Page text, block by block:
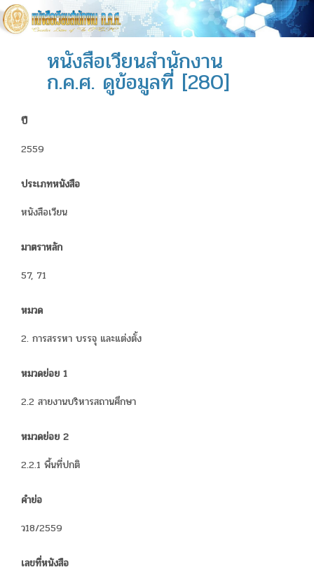
หนังสือเวียนสำนักงาน
ก.ค.ศ. ดูข้อมูลที่ [280]
ปี
2559
ประเภทหนังสือ
หนังสือเวียน
มาตราหลัก
57, 71
หมวด
2. การสรรหา บรรจุ และแต่งตั้ง
หมวดย่อย 1
2.2 สายงานบริหารสถานศึกษา
หมวดย่อย 2
2.2.1 พื้นที่ปกติ
คำย่อ
ว18/2559
เลขที่หนังสือ